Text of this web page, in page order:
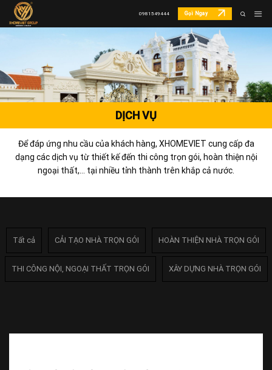
Skip
0981549444 Gọi Ngay
DỊCH VỤ
Để đáp ứng nhu cầu của khách hàng, XHOMEVIET cung cấp đa
dạng các dịch vụ từ thiết kế đến thi công trọn gói, hoàn thiện nội
ngoại thất,… tại nhiều tỉnh thành trên khắp cả nước.
Tất cả CẢI TẠO NHÀ TRỌN GÓI HOÀN THIỆN NHÀ TRỌN GÓI
THI CÔNG NỘI, NGOẠI THẤT TRỌN GÓI XÂY DỰNG NHÀ TRỌN GÓI